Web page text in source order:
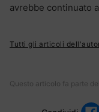
avrebbe continuato
Tutti gli articoli
Questo articolo fa parte